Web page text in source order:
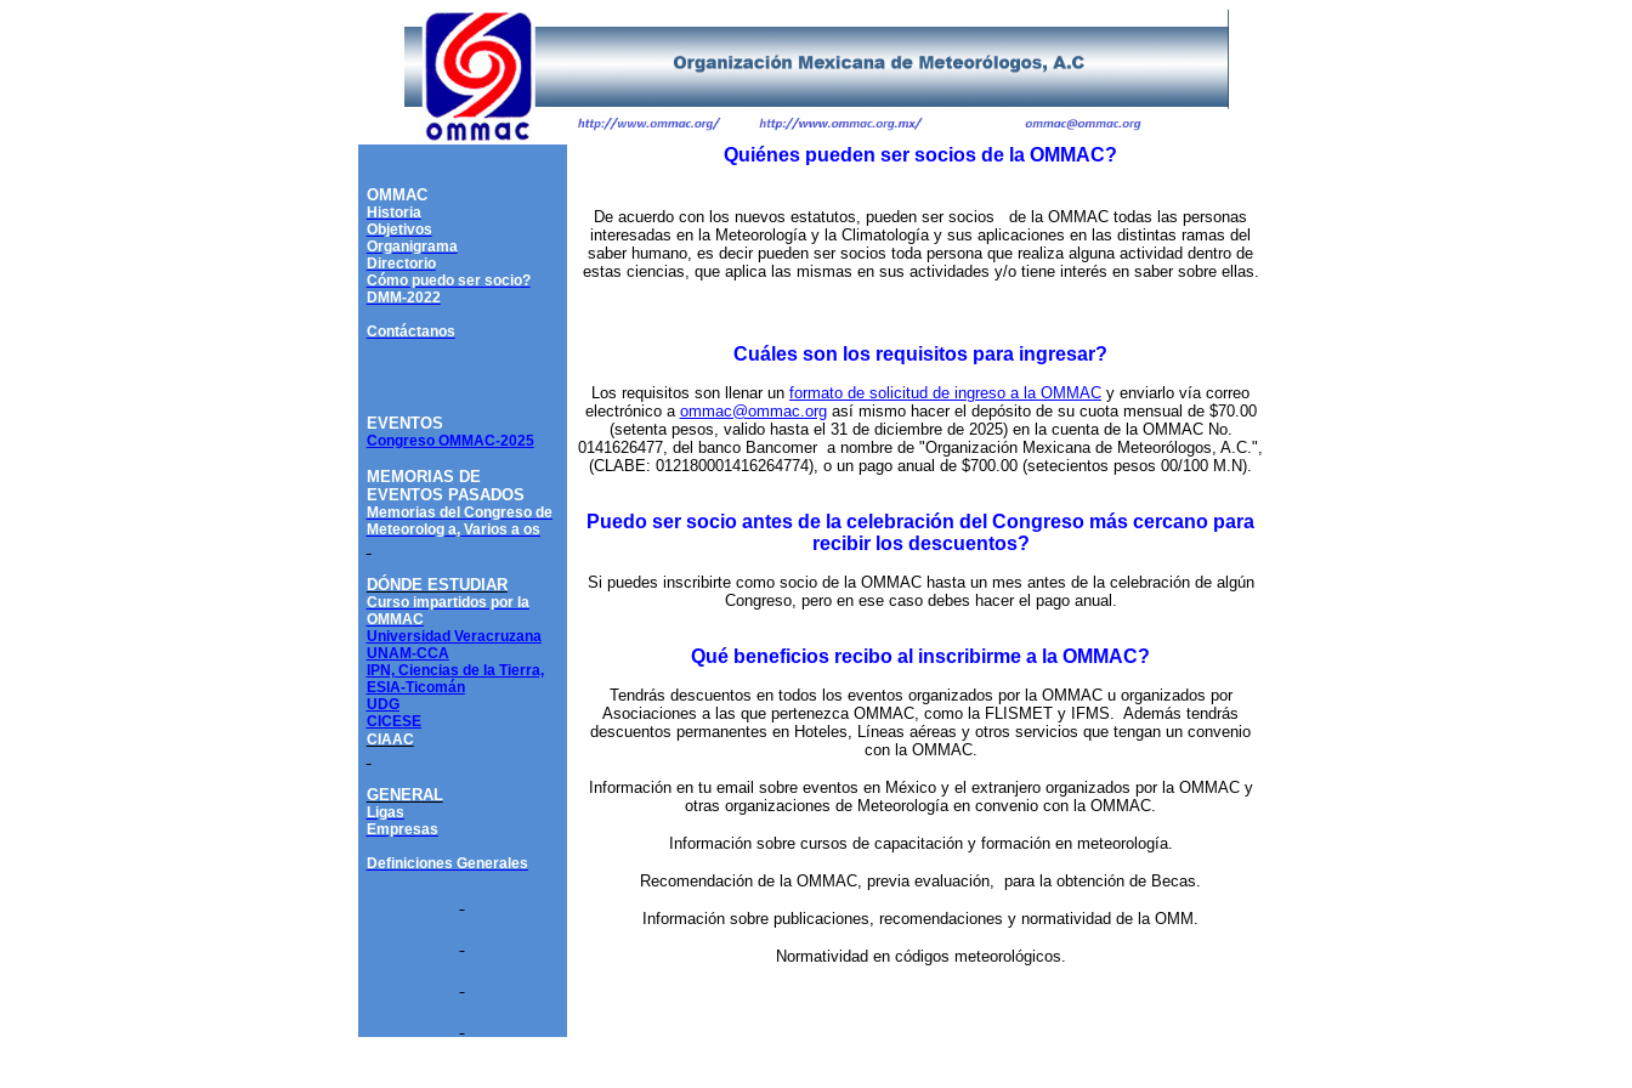
OMMAC
Historia
Objetivos
Organigrama
Directorio
Cómo puedo ser socio?
DMM-2022
Contáctanos
EVENTOS
Congreso OMMAC-2025
MEMORIAS DE
EVENTOS PASADOS
Memorias del Congreso de
Meteorolog a, Varios a os
DÓNDE ESTUDIAR
Curso impartidos por la
OMMAC
Universidad Veracruzana
UNAM-CCA
IPN, Ciencias de la Tierra,
ESIA-Ticomán
UDG
CICESE
CIAAC
GENERAL
Ligas
Empresas
Definiciones Generales
Quiénes pueden ser socios de la OMMAC?
De acuerdo con los nuevos estatutos, pueden ser socios de la OMMAC todas las personas
interesadas en la Meteorología y la Climatología y sus aplicaciones en las distintas ramas del
saber humano, es decir pueden ser socios toda persona que realiza alguna actividad dentro de
estas ciencias, que aplica las mismas en sus actividades y/o tiene interés en saber sobre ellas.
Cuáles son los requisitos para ingresar?
Los requisitos son llenar un formato de solicitud de ingreso a la OMMAC y enviarlo vía correo
electrónico a ommac@ommac.orgasí mismo hacer el depósito de su cuota mensual de $70.00
(setenta pesos, valido hasta el 31 de diciembre de 2025) en la cuenta de la OMMAC No.
0141626477, del banco Bancomer a nombre de "Organización Mexicana de Meteorólogos, A.C.",
(CLABE: 012180001416264774), o un pago anual de $700.00 (setecientos pesos 00/100 M.N).
Puedo ser socio antes de la celebración del Congreso más cercano para
recibir los descuentos?
Si puedes inscribirte como socio de la OMMAC hasta un mes antes de la celebración de algún
Congreso, pero en ese caso debes hacer el pago anual.
Qué beneficios recibo al inscribirme a la OMMAC?
Tendrás descuentos en todos los eventos organizados por la OMMAC u organizados por
Asociaciones a las que pertenezca OMMAC, como la FLISMET y IFMS. Además tendrás
descuentos permanentes en Hoteles, Líneas aéreas y otros servicios que tengan un convenio
con la OMMAC.
Información en tu email sobre eventos en México y el extranjero organizados por la OMMAC y
otras organizaciones de Meteorología en convenio con la OMMAC.
Información sobre cursos de capacitación y formación en meteorología.
Recomendación de la OMMAC, previa evaluación, para la obtención de Becas.
Información sobre publicaciones, recomendaciones y normatividad de la OMM.
Normatividad en códigos meteorológicos.